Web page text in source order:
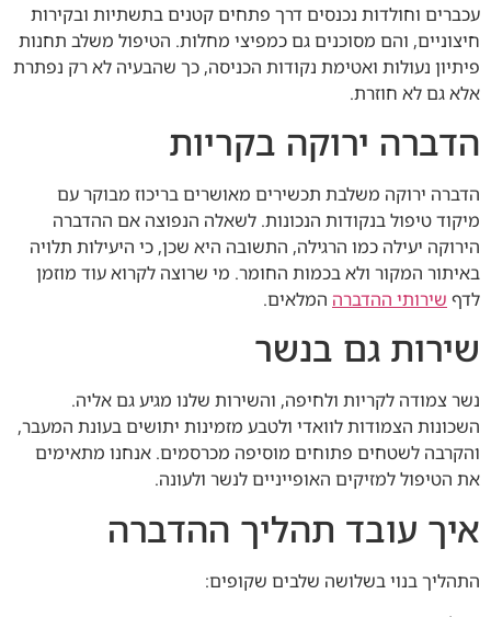
עכברים וחולדות נכנסים דרך פתחים קטנים בתשתיות ובקירות
חיצוניים, והם מסוכנים גם כמפיצי מחלות. הטיפול משלב תחנות
פיתיון נעולות ואטימת נקודות הכניסה, כך שהבעיה לא רק נפתרת
אלא גם לא חוזרת.
הדברה ירוקה בקריות
הדברה ירוקה משלבת תכשירים מאושרים בריכוז מבוקר עם
מיקוד טיפול בנקודות הנכונות. לשאלה הנפוצה אם ההדברה
הירוקה יעילה כמו הרגילה, התשובה היא שכן, כי היעילות תלויה
באיתור המקור ולא בכמות החומר. מי שרוצה לקרוא עוד מוזמן
לדף שירותי ההדברה המלאים.
שירות גם בנשר
נשר צמודה לקריות ולחיפה, והשירות שלנו מגיע גם אליה.
השכונות הצמודות לוואדי ולטבע מזמינות יתושים בעונת המעבר,
והקרבה לשטחים פתוחים מוסיפה מכרסמים. אנחנו מתאימים
את הטיפול למזיקים האופייניים לנשר ולעונה.
איך עובד תהליך ההדברה
התהליך בנוי בשלושה שלבים שקופים: